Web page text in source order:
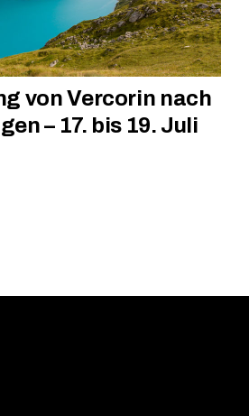
von Vercorin nach
– 17. bis 19. Juli